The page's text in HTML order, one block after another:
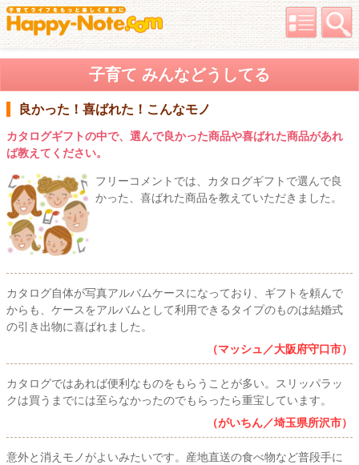
子育て みんなどうしてる
良かった！喜ばれた！こんなモノ
カタログギフトの中で、選んで良かった商品や喜ばれた商品があれ
ば教えてください。
フリーコメントでは、カタログギフトで選んで良
かった、喜ばれた商品を教えていただきました。
カタログ自体が写真アルバムケースになっており、ギフトを頼んで
からも、ケースをアルバムとして利用できるタイプのものは結婚式
の引き出物に喜ばれました。
（マッシュ／大阪府守口市）
カタログではあれば便利なものをもらうことが多い。スリッパラッ
クは買うまでには至らなかったのでもらったら重宝しています。
（がいちん／埼玉県所沢市）
意外と消えモノがよいみたいです。産地直送の食べ物など普段手に